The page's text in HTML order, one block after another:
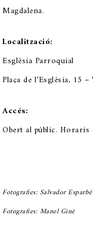
Magdalena.
Localització:
Església Parroquial
Plaça de l’Església, 15
Accés:
Obert al públic. Horaris
Fotografies: Salvador Esparbé
Fotografies: Manel Giné